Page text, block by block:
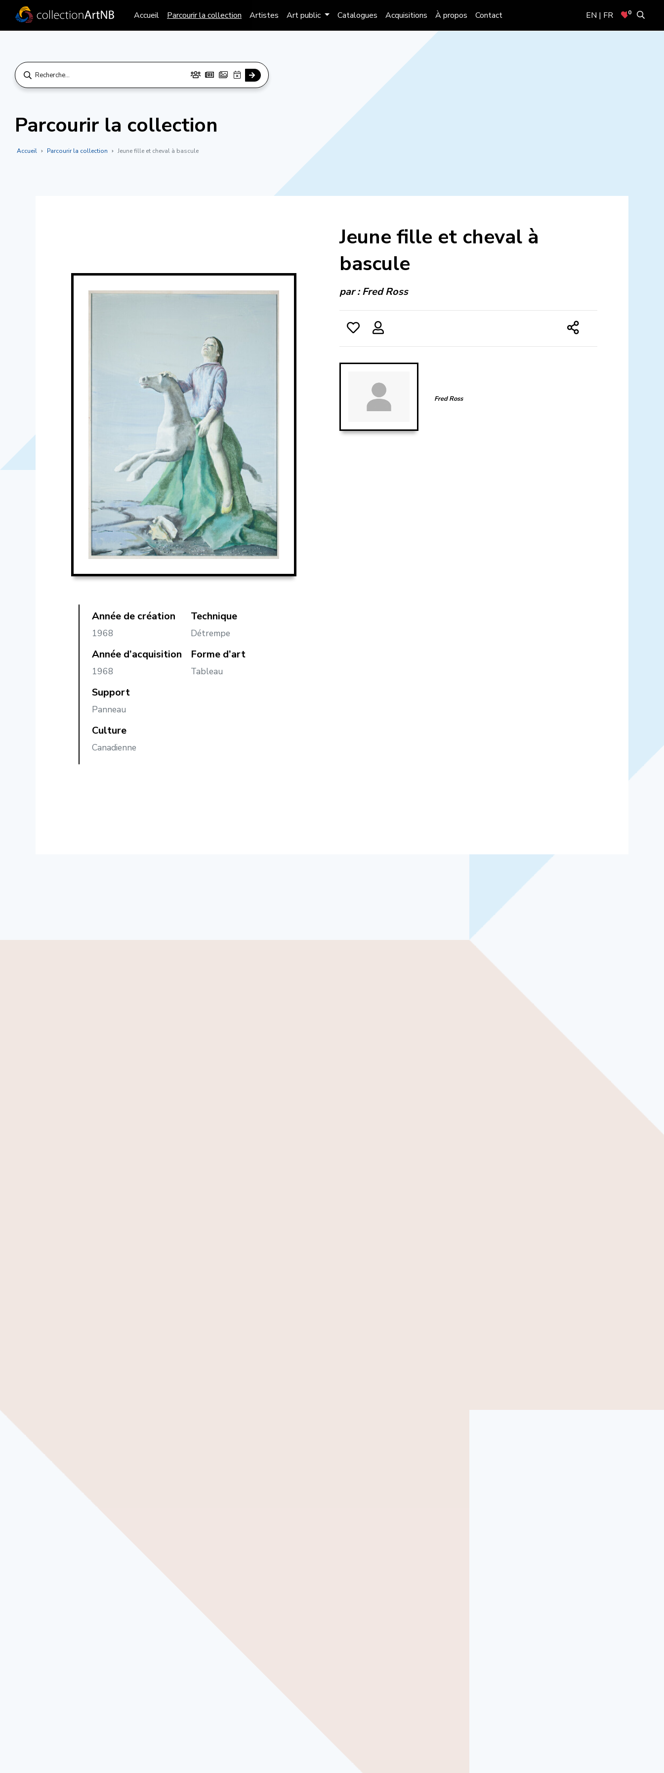
Accueil Parcourir la collection Artistes Art public Catalogues Acquisitions À propos Contact EN | FR 0
Parcourir la collection
Accueil Parcourir la collection Jeune fille et cheval à bascule
Année de création
1968
Année d’acquisition
1968
Support
Panneau
Culture
Canadienne
Technique
Détrempe
Forme d’art
Tableau
Jeune fille et cheval à
bascule
par :Fred Ross
Fred Ross